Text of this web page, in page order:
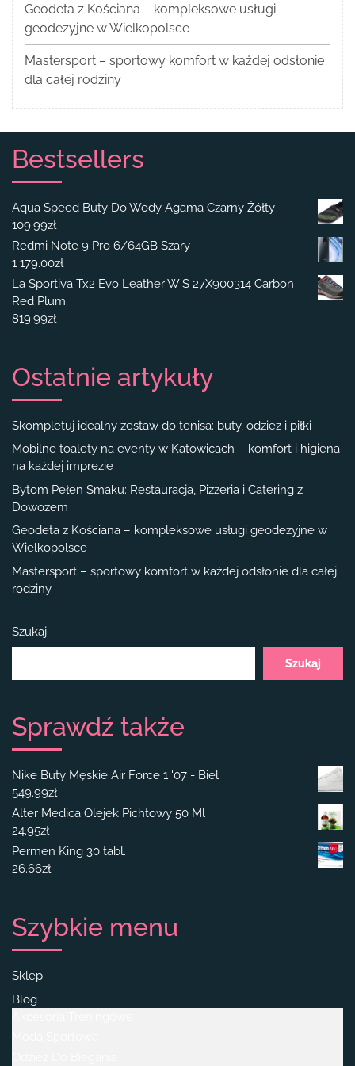
Geodeta z Kościana – kompleksowe usługi
geodezyjne w Wielkopolsce
Mastersport – sportowy komfort w każdej odsłonie
dla całej rodziny
Bestsellers
Aqua Speed Buty Do Wody Agama Czarny Żółty
109.99zł
Redmi Note 9 Pro 6/64GB Szary
1 179.00zł
La Sportiva Tx2 Evo Leather W S 27X900314 Carbon
Red Plum
819.99zł
Ostatnie artykuły
Skompletuj idealny zestaw do tenisa: buty, odzież i piłki
Mobilne toalety na eventy w Katowicach – komfort i higiena
na każdej imprezie
Bytom Pełen Smaku: Restauracja, Pizzeria i Catering z
Dowozem
Geodeta z Kościana – kompleksowe usługi geodezyjne w
Wielkopolsce
Mastersport – sportowy komfort w każdej odsłonie dla całej
rodziny
Szukaj
Szukaj
Sprawdź także
Nike Buty Męskie Air Force 1 '07 - Biel
549.99zł
Alter Medica Olejek Pichtowy 50 Ml
24.95zł
Permen King 30 tabl.
26.66zł
Szybkie menu
Sklep
Blog